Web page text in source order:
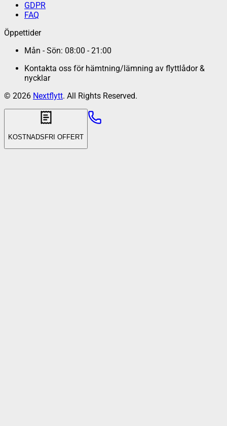
GDPR
FAQ
Öppettider
Mån - Sön: 08:00 - 21:00
Kontakta oss för hämtning/lämning av flyttlådor &
nycklar
© 2026 Nextflytt. All Rights Reserved.
KOSTNADSFRI OFFERT